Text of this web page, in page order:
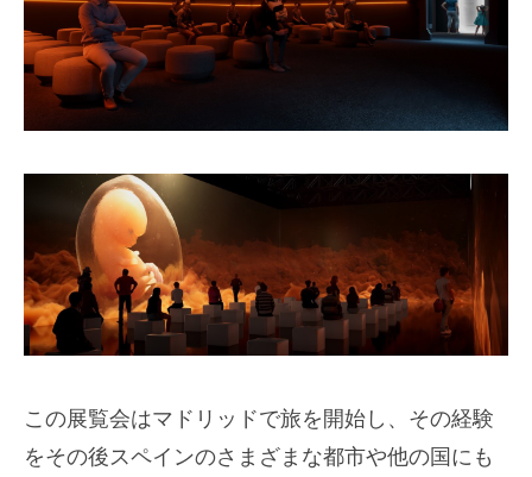
この展覧会はマドリッドで旅を開始し、その経験
をその後スペインのさまざまな都市や他の国にも